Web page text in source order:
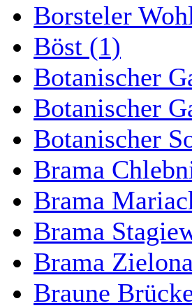
Borsteler
Böst (1)
Botanischer
Botanischer
Botanischer
Brama
Brama
Brama
Brama
Braune